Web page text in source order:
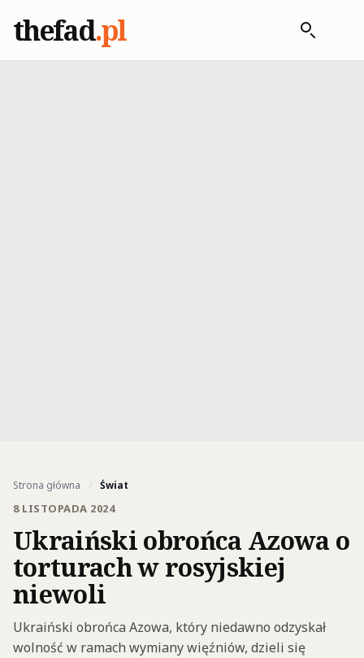
thefad.pl
Strona główna / Świat
8 LISTOPADA 2024
Ukraiński obrońca Azowa o
torturach w rosyjskiej
niewoli
Ukraiński obrońca Azowa, który niedawno odzyskał
wolność w ramach wymiany więźniów, dzieli się